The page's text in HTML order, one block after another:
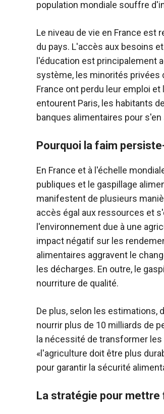
population mondiale souffre
Le niveau de vie en France
du pays. L'accès aux besoins
l'éducation est principalement
système, les minorités privées
France ont perdu leur emploi
entourent Paris, les habitants
banques alimentaires pour s'en
Pourquoi la faim
En France et à l'échelle
publiques et le gaspillage
manifestent de plusieurs
accès égal aux ressources et
l'environnement due à une
impact négatif sur les
alimentaires aggravent le
les décharges. En outre, le
nourriture de qualité.
De plus, selon les estimations,
nourrir plus de 10 milliards de
la nécessité de transformer
«l'agriculture doit être plus
pour garantir la sécurité
La stratégie pour mettre